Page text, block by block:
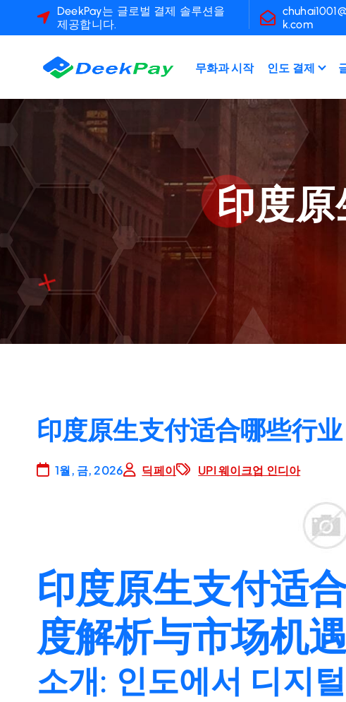
뛰
DeekPay는 글로벌 결제 솔루션을
제공합니다.
k.com
무화과 시작 인도 결제
印度
印度原生支付适合哪些行业
1월, 금, 2026 딕페이 UPI 웨이크업 인디아
印度原生支付适
度解析与市场机
소개: 인도에서 디지